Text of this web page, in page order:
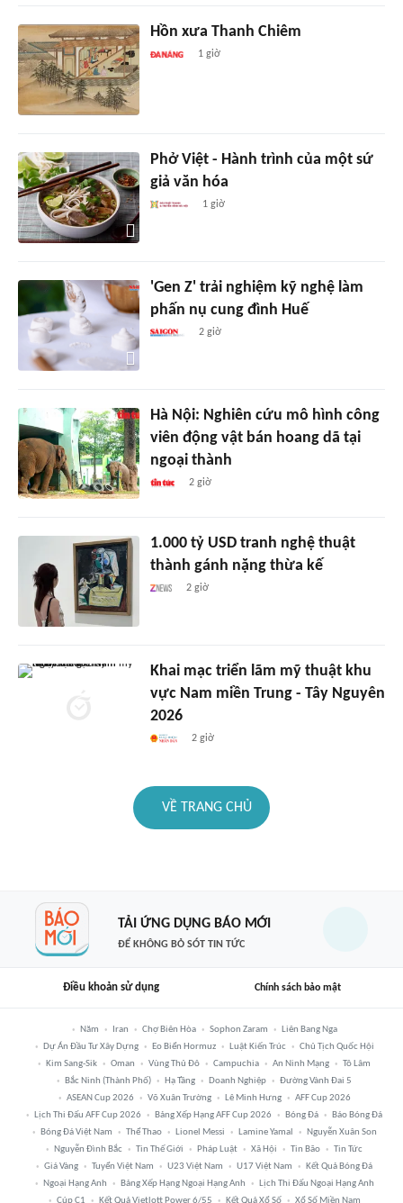
Hồn xưa Thanh Chiêm
1 giờ
Phở Việt - Hành trình của một sứ
giả văn hóa
1 giờ
'Gen Z' trải nghiệm kỹ nghệ làm
phấn nụ cung đình Huế
2 giờ
Hà Nội: Nghiên cứu mô hình công
viên động vật bán hoang dã tại
ngoại thành
2 giờ
1.000 tỷ USD tranh nghệ thuật
thành gánh nặng thừa kế
2 giờ
Khai mạc triển lãm mỹ thuật khu
vực Nam miền Trung - Tây Nguyên
2026
2 giờ
VỀ TRANG CHỦ
TẢI ỨNG DỤNG BÁO MỚI
ĐỂ KHÔNG BỎ SÓT TIN TỨC
Điều khoản sử dụng Chính sách bảo mật
Năm Iran Chợ Biên Hòa Sophon Zaram
Liên Bang Nga
Dự Án Đầu Tư Xây Dựng
Eo Biển Hormuz Luật Kiến Trúc
Chủ Tịch Quốc Hội
Kim Sang-Sik
Oman Vùng Thủ Đô Campuchia An Ninh Mạng
Tô Lâm
Bắc Ninh (thành Phố)
Hạ Tầng Doanh Nghiệp
Đường Vành Đai 5
ASEAN Cup 2026
Võ Xuân Trường Lê Minh Hưng
AFF Cup 2026
Lịch Thi Đấu AFF Cup 2026
Bảng Xếp Hạng AFF Cup 2026 Bóng Đá
Báo Bóng Đá
Bóng Đá Việt Nam
Thể Thao Lionel Messi Lamine Yamal
Nguyễn Xuân Son
Nguyễn Đình Bắc
Tin Thế Giới Pháp Luật Xã Hội Tin Bão
Tin Tức
Giá Vàng
Tuyển Việt Nam U23 Việt Nam U17 Việt Nam
Kết Quả Bóng Đá
Ngoại Hạng Anh
Bảng Xếp Hạng Ngoại Hạng Anh
Lịch Thi Đấu Ngoại Hạng Anh
Cúp C1
Kết Quả Vietlott Power 6/55 Kết Quả Xổ Số Xổ Số Miền Nam